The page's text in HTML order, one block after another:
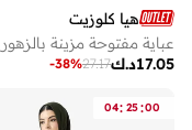
هيا كلوزيت
عباية مفتوحة مزينة بالزهور
د.ك17.05
27.17
-38%
04: 25:00